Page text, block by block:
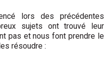
lors des précédentes
sujets ont trouvé leur
pas et nous font prendre le
résoudre :